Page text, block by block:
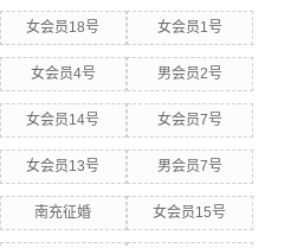
女会员18号 女会员1号
女会员4号 男会员2号
女会员14号 女会员7号
女会员13号 男会员7号
南充征婚 女会员15号